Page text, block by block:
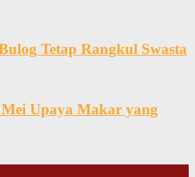
Tetap Rangkul Swasta
Upaya Makar yang